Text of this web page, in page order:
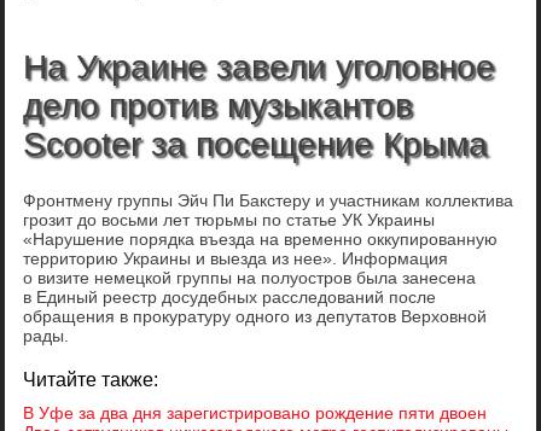
На Украине завели уголовное
дело против музыкантов
Scooter за посещение Крыма
Фронтмену группы Эйч Пи Бакстеру и участникам коллектива
грозит до восьми лет тюрьмы по статье УК Украины
«Нарушение порядка въезда на временно оккупированную
территорию Украины и выезда из нее». Информация
о визите немецкой группы на полуостров была занесена
в Единый реестр досудебных расследований после
обращения в прокуратуру одного из депутатов Верховной
рады.
Читайте также:
В Уфе за два дня зарегистрировано рождение пяти двоен